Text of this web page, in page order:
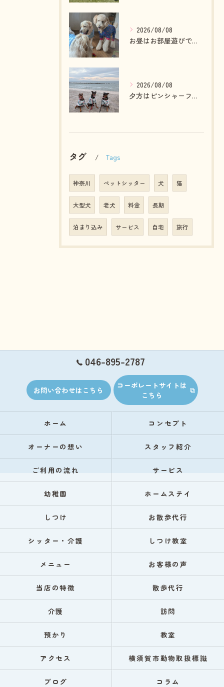
2026/08/08
お昼はお部屋遊びで夕方はランへ🎵
2026/08/08
夕方はピンシャーファミリーとお散歩へ🎵
タグ Tags
神奈川 ペットシッター 犬 猫
大型犬 老犬 料金 長期
泊まり込み サービス 自宅 旅行
046-895-2787
お問い合わせはこちら
コーポレートサイトは
こちら
ホーム コンセプト
オーナーの想い スタッフ紹介
ご利用の流れ サービス
幼稚園 ホームステイ
しつけ お散歩代行
シッター・介護 しつけ教室
メニュー お客様の声
当店の特徴 散歩代行
介護 訪問
預かり 教室
アクセス 横須賀市動物取扱標識
ブログ コラム